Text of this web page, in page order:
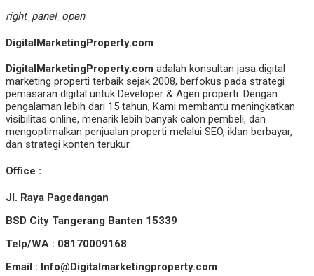
right_panel_open
DigitalMarketingProperty.com
DigitalMarketingProperty.com adalah konsultan jasa digital
marketing properti terbaik sejak 2008, berfokus pada strategi
pemasaran digital untuk Developer & Agen properti. Dengan
pengalaman lebih dari 15 tahun, Kami membantu meningkatkan
visibilitas online, menarik lebih banyak calon pembeli, dan
mengoptimalkan penjualan properti melalui SEO, iklan berbayar,
dan strategi konten terukur.
Office :
Jl. Raya Pagedangan
BSD City Tangerang Banten 15339
Telp/WA : 08170009168
Email : Info@Digitalmarketingproperty.com